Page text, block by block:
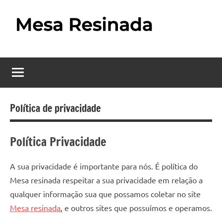
Resinada
–
Como
Fazer
uma
Mesa
Resinada
Passo
o
fascinante
mesas
a
da
madeira
encontra
com
Política de privacidade
Política Privacidade
A sua privacidade é importante para nós. É política do
Mesa resinada respeitar a sua privacidade em relação a
qualquer informação sua que possamos coletar no site
Mesa resinada , e outros sites que possuímos e operamos.